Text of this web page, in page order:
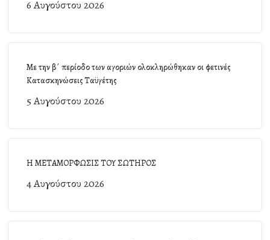
6 Αυγούστου 2026
Με την β΄ περίοδο των αγοριών ολοκληρώθηκαν οι φετινές
Κατασκηνώσεις Ταϋγέτης
5 Αυγούστου 2026
Η ΜΕΤΑΜΟΡΦΩΣΙΣ ΤΟΥ ΣΩΤΗΡΟΣ
4 Αυγούστου 2026